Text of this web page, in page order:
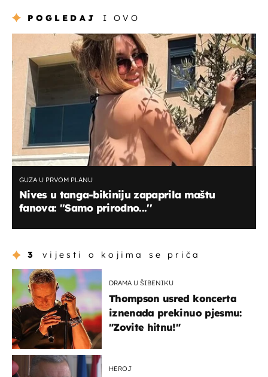
POGLEDAJ I OVO
GUZA U PRVOM PLANU
Nives u tanga-bikiniju zapaprila maštu
fanova: ''Samo prirodno...''
3 vijesti o kojima se priča
DRAMA U ŠIBENIKU
Thompson usred koncerta
iznenada prekinuo pjesmu:
"Zovite hitnu!"
HEROJ